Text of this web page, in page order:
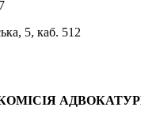
5, каб. 512